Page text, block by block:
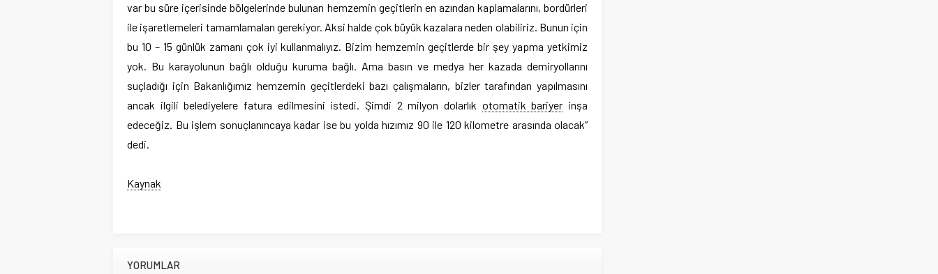
var bu süre içerisinde bölgelerinde bulunan hemzemin geçitlerin en azından kaplamalarını, bordürleri
ile işaretlemeleri tamamlamaları gerekiyor. Aksi halde çok büyük kazalara neden olabiliriz. Bunun için
bu 10 – 15 günlük zamanı çok iyi kullanmalıyız. Bizim hemzemin geçitlerde bir şey yapma yetkimiz
yok. Bu karayolunun bağlı olduğu kuruma bağlı. Ama basın ve medya her kazada demiryollarını
suçladığı için Bakanlığımız hemzemin geçitlerdeki bazı çalışmaların, bizler tarafından yapılmasını
ancak ilgili belediyelere fatura edilmesini istedi. Şimdi 2 milyon dolarlık otomatik bariyer inşa
edeceğiz. Bu işlem sonuçlanıncaya kadar ise bu yolda hızımız 90 ile 120 kilometre arasında olacak”
dedi.
Kaynak
YORUMLAR